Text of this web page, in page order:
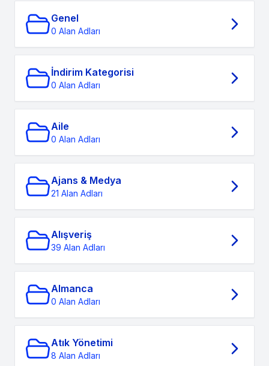
Genel
0 Alan Adları
İndirim Kategorisi
0 Alan Adları
Aile
0 Alan Adları
Ajans & Medya
21 Alan Adları
Alışveriş
39 Alan Adları
Almanca
0 Alan Adları
Atık Yönetimi
8 Alan Adları